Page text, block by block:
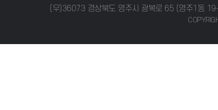
(우)36073 경상북도 영주시 광복로 65 (영주1동